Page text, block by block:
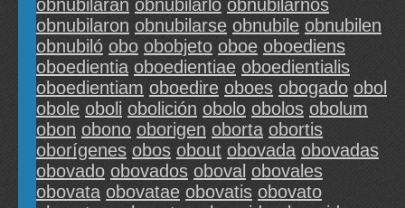
obnubilaran obnubilarlo obnubilarnos
obnubilaron obnubilarse obnubile obnubilen
obnubiló obo obobjeto oboe oboediens
oboedientia oboedientiae oboedientialis
oboedientiam oboedire oboes obogado obol
obole oboli obolición obolo obolos obolum
obon obono oborigen oborta obortis
oborígenes obos obout obovada obovadas
obovado obovados oboval obovales
obovata obovatae obovatis obovato